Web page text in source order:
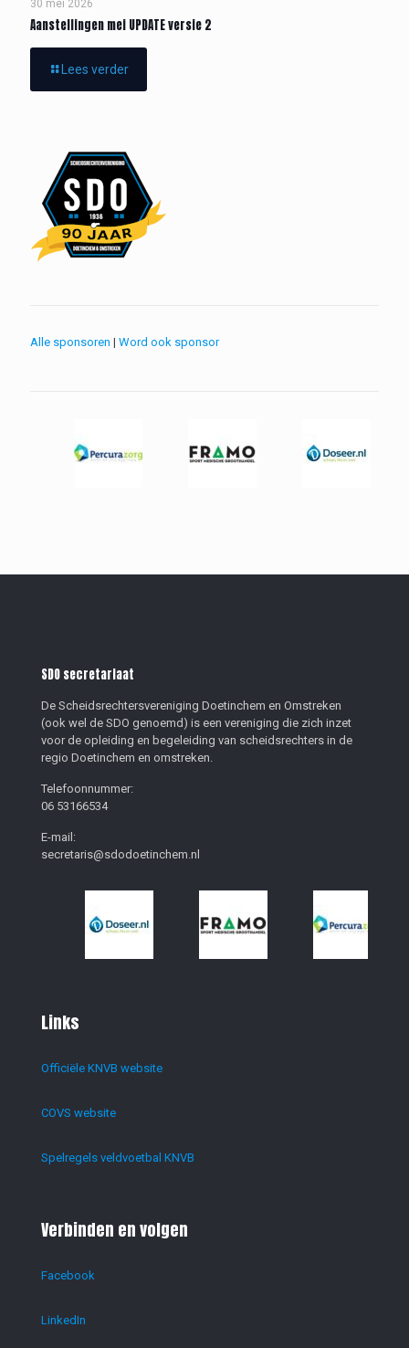
30 mei 2026
Aanstellingen mei UPDATE versie 2
Lees verder
Alle sponsoren | Word ook sponsor
SDO secretariaat
De Scheidsrechtersvereniging Doetinchem en Omstreken
(ook wel de SDO genoemd) is een vereniging die zich inzet
voor de opleiding en begeleiding van scheidsrechters in de
regio Doetinchem en omstreken.
Telefoonnummer:
06 53166534
E-mail:
secretaris@sdodoetinchem.nl
Links
Officiële KNVB website
COVS website
Spelregels veldvoetbal KNVB
Verbinden en volgen
Facebook
LinkedIn